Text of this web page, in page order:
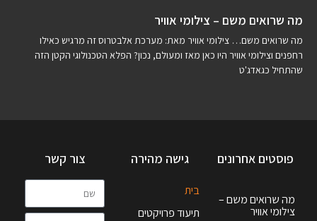
מה שרואים משם – צילומי אוויר
מה שרואים משם… צילומי אוויר מאת: מערכת אלבטרוס זה מרגיש כאילו
רחפנים וצילומי אוויר היו כאן מאז ומעולם, נכון? הפלא הטכנולוגי הקטן הזה
שהתחיל כגאדג'ט
פוסטים אחרונים
מה שרואים משם –
צילומי אוויר
גישה מהירה
בית
תיעוד פרויקטים
צור קשר